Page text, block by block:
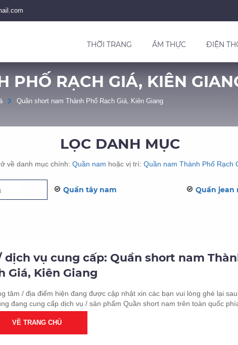
THỜI TRANG ẨM THỰC ĐIỆN
PHỐ RẠCH GIÁ, KIÊN
Quần short nam Thành Phố Rạch Giá, Kiên Giang
LỌC DANH MỤC
về danh mục chính: Quần nam hoặc vị trí: Quần nam Thành Phố Rạch
Quần tây nam Quần jean
vụ cung cấp: Quần short nam
Giá, Kiên Giang
tâm / địa điểm hiện đang được cập nhật xin các bạn vui lòng ghé lại
đang cung cấp dịch vụ / sản phẩm Quần short nam trên toàn quốc
VỀ TRANG CHỦ